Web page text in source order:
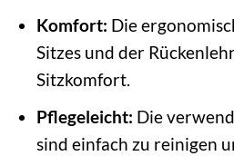
Komfort: Die
Sitzes und der
Sitzkomfort.
Pflegeleicht: Die
sind einfach zu reinigen